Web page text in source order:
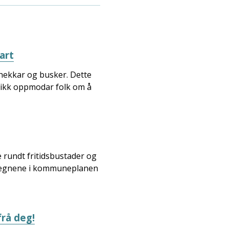
og busker. Dette
oppmodar folk om å
rundt fritidsbustader og
i kommuneplanen
deg!